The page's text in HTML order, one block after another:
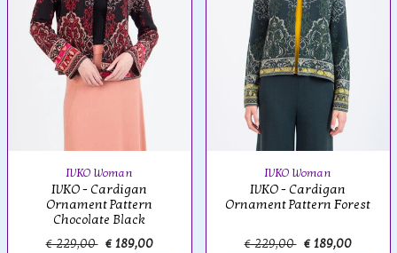
IVKO Woman
IVKO - Cardigan
Ornament Pattern
Chocolate Black
€ 229,00 € 189,00
IVKO Woman
IVKO - Cardigan
Ornament Pattern Forest
€ 229,00 € 189,00